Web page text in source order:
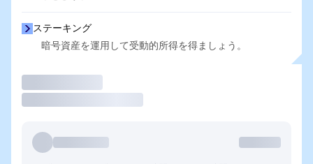
ステーキング
暗号資産を運用して受動的所得を得ましょう。